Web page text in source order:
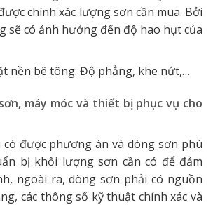
chính xác lượng sơn cần mua. Bởi
sẽ có ảnh hưởng đến độ hao hụt của
nền bê tông: Độ phẳng, khe nứt,…
máy móc và thiết bị phục vụ cho
được phương án và dòng sơn phù
bị khối lượng sơn cần có để đảm
ngoài ra, dòng sơn phải có nguồn
các thông số kỹ thuật chính xác và